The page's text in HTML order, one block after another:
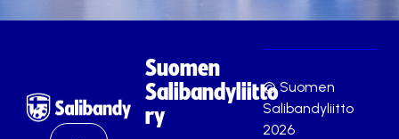
Suomen
Salibandyliitto
ry
© Suomen
Salibandyliitto
2026